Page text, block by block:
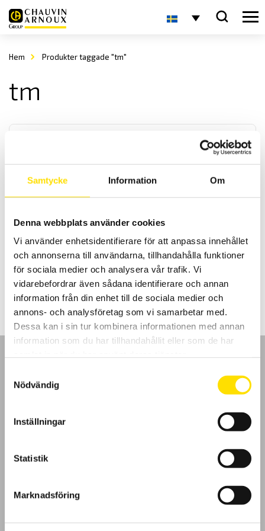
Samtycke Information Om
Denna webbplats använder cookies
Vi använder enhetsidentifierare för att anpassa innehållet
och annonserna till användarna, tillhandahålla funktioner
för sociala medier och analysera vår trafik. Vi
vidarebefordrar även sådana identifierare och annan
information från din enhet till de sociala medier och
annons- och analysföretag som vi samarbetar med.
Dessa kan i sin tur kombinera informationen med annan
information som du har tillhandahållit eller som de har
Nödvändig
Inställningar
Statistik
Marknadsföring
Hem Produkter taggade "tm"
tm
till fast- och rullande järnvägsmaterial samt för
LÄS MER
Kundundersökning